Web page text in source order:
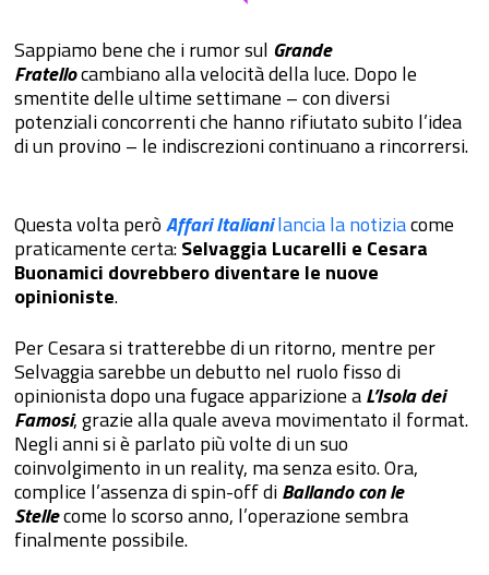
Sappiamo bene che i rumor sul Grande
Fratellocambiano alla velocità della luce. Dopo le
smentite delle ultime settimane – con diversi
potenziali concorrenti che hanno rifiutato subito l’idea
di un provino – le indiscrezioni continuano a rincorrersi.
Questa volta peròAffari Italianilancia la notiziacome
praticamente certa:Selvaggia Lucarelli e Cesara
Buonamici dovrebbero diventare le nuove
opinioniste.
Per Cesara si tratterebbe di un ritorno, mentre per
Selvaggia sarebbe un debutto nel ruolo fisso di
opinionista dopo una fugace apparizione aL’Isola dei
Famosi, grazie alla quale aveva movimentato il format.
Negli anni si è parlato più volte di un suo
coinvolgimento in un reality, ma senza esito. Ora,
complice l’assenza di spin-off diBallando con le
Stellecome lo scorso anno, l’operazione sembra
finalmente possibile.